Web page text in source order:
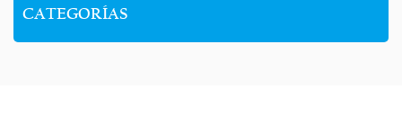
CATEGORÍAS